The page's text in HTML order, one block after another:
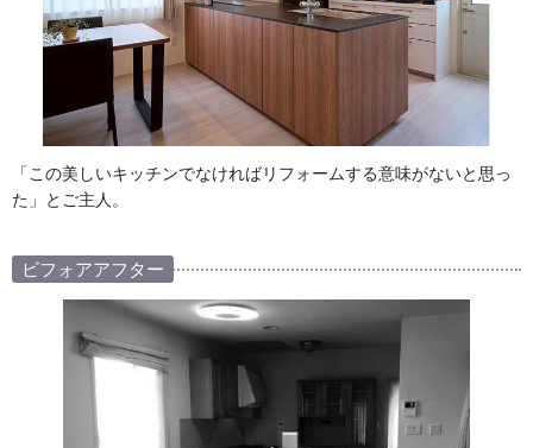
「この美しいキッチンでなければリフォームする意味がないと思っ
た」とご主人。
ビフォアアフター